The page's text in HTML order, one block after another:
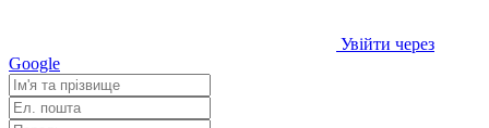
Увійти через
Google